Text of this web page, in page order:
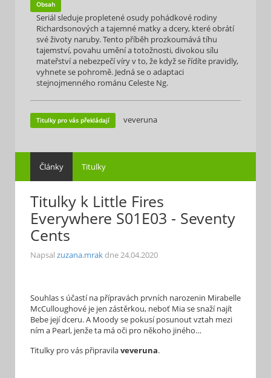
Obsah
Seriál sleduje propletené osudy pohádkové rodiny
Richardsonových a tajemné matky a dcery, které obrátí
své životy naruby. Tento příběh prozkoumává tíhu
tajemství, povahu umění a totožnosti, divokou sílu
mateřství a nebezpečí víry v to, že když se řídíte pravidly,
vyhnete se pohromě. Jedná se o adaptaci
stejnojmenného románu Celeste Ng.
Titulky pro vás překládají veveruna
Články Titulky
Titulky k Little Fires
Everywhere S01E03 - Seventy
Cents
Napsal zuzana.mrakdne24.04.2020
Souhlas s účastí na přípravách prvních narozenin Mirabelle
McCulloughové je jen zástěrkou, neboť Mia se snaží najít
Bebe její dceru. A Moody se pokusí posunout vztah mezi
ním a Pearl, jenže ta má oči pro někoho jiného…
Titulky pro vás připravilaveveruna.